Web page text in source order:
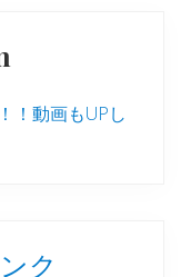
！動画もUPし
ク